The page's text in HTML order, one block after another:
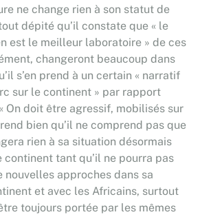
ne change rien à son statut de
dépité qu’il constate que « le
est le meilleur laboratoire » de ces
changeront beaucoup dans
s’en prend à un certain « narratif
sur le continent » par rapport
On doit être agressif, mobilisés sur
bien qu’il ne comprend pas que
rien à sa situation désormais
tant qu’il ne pourra pas
nouvelles approches dans sa
et avec les Africains, surtout
toujours portée par les mêmes